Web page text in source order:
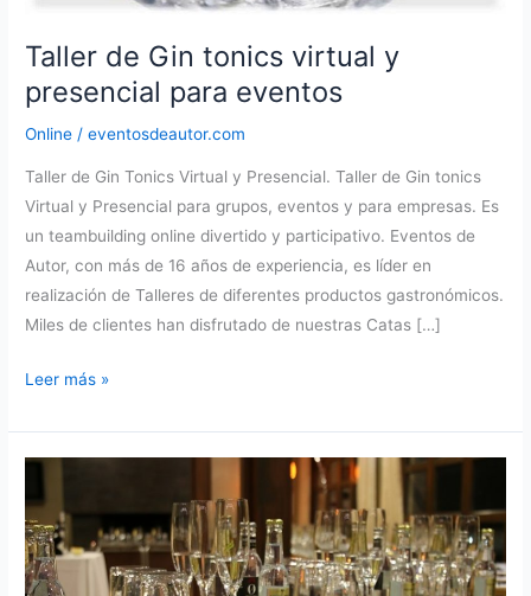
Taller de Gin tonics virtual y
presencial para eventos
Online /eventosdeautor.com
Taller de Gin Tonics Virtual y Presencial. Taller de Gin tonics
Virtual y Presencial para grupos, eventos y para empresas. Es
un teambuilding online divertido y participativo. Eventos de
Autor, con más de 16 años de experiencia, es líder en
realización de Talleres de diferentes productos gastronómicos.
Miles de clientes han disfrutado de nuestras Catas […]
Taller
Gin
tonics
y
presencial
para
Leer más »